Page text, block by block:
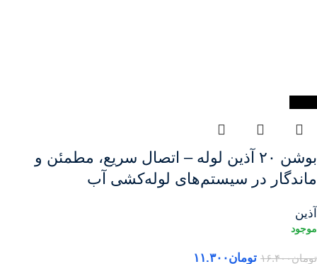
بوشن ۲۰ آذین لوله – اتصال سریع، مطمئن و
ماندگار در سیستم‌های لوله‌کشی آب
آذین
تومان۱۶.۴۰۰ تومان۱۱.۳۰۰